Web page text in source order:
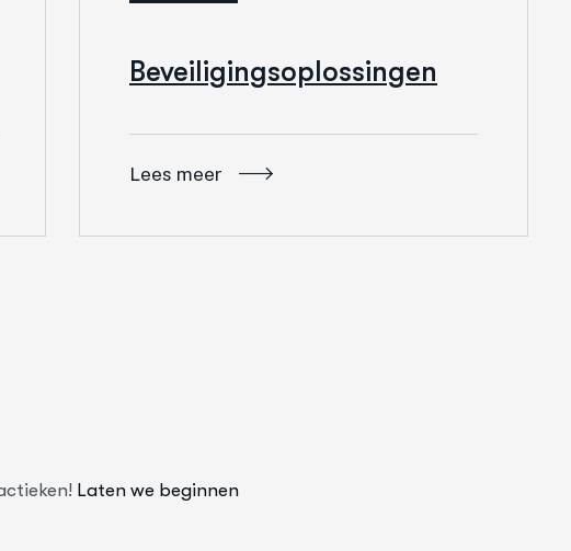
Beveiligingsoplossingen
Lees meer
Laten we beginnen